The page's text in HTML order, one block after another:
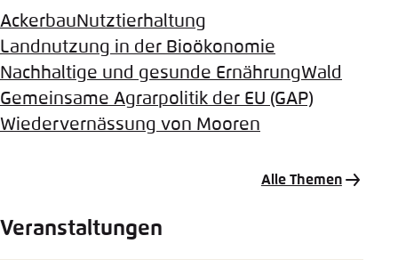
Ackerbau Nutztierhaltung
Landnutzung in der Bioökonomie
Nachhaltige und gesunde ErnährungWald
Gemeinsame Agrarpolitik der EU (GAP)
Wiedervernässung von Mooren
Alle Themen
Veranstaltungen